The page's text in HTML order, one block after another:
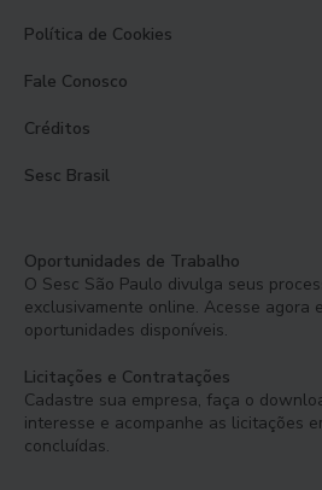
Política de Cookies
Fale Conosco
Créditos
Sesc Brasil
Oportunidades de Trabalho
O Sesc São Paulo divulga seus
exclusivamente online. Acesse agora
oportunidades disponíveis.
Licitações e Contratações
Cadastre sua empresa, faça o
interesse e acompanhe as licitações
concluídas.